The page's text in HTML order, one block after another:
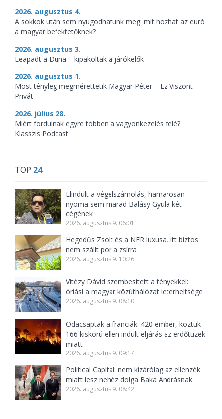
2026. augusztus 4.
A sokkok után sem nyugodhatunk meg: mit hozhat az euró
a magyar befektetőknek?
2026. augusztus 3.
Leapadt a Duna – kipakoltak a járókelők
2026. augusztus 1.
Most tényleg megmérettetik Magyar Péter – Ez Viszont
Privát
2026. július 28.
Miért fordulnak egyre többen a vagyonkezelés felé?
Klasszis Podcast
TOP 24
Elindult a végelszámolás, hamarosan
nyoma sem marad Balásy Gyula két
cégének
2026. augusztus 9. 06:01
Hegedűs Zsolt és a NER luxusa, itt biztos
nem szállt por a zsírra
2026. augusztus 9. 10:26
Vitézy Dávid szembesített a tényekkel:
óriási a magyar közúthálózat leterheltsége
2026. augusztus 9. 08:10
Odacsaptak a franciák: 420 ember, köztük
166 kiskorú ellen indult eljárás az erdőtüzek
miatt
2026. augusztus 9. 09:17
Political Capital: nem kizárólag az ellenzék
miatt lesz nehéz dolga Baka Andrásnak
2026. augusztus 9. 08:42